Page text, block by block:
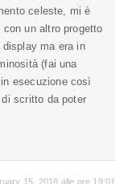
celeste, mi è
un altro progetto
ma era in
(fai una
esecuzione così
scritto da poter
15, 2018 alle ore 19:01